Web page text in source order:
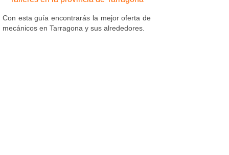
Con esta guía encontrarás la mejor oferta de
mecánicos en Tarragona y sus alrededores.